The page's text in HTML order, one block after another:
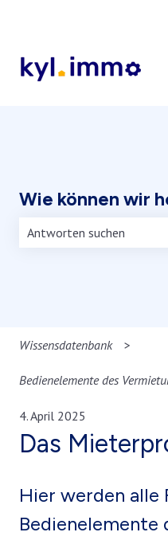
Wie können wir
Wissensdatenbank
Bedienelemente des
4. April 2025
Das
Hier werden alle